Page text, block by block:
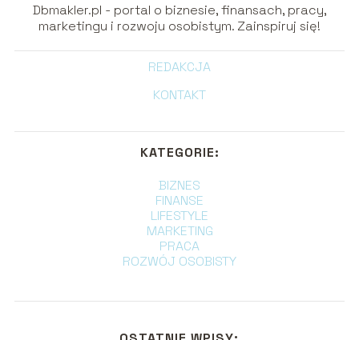
Dbmakler.pl - portal o biznesie, finansach, pracy,
marketingu i rozwoju osobistym. Zainspiruj się!
REDAKCJA
KONTAKT
KATEGORIE:
BIZNES
FINANSE
LIFESTYLE
MARKETING
PRACA
ROZWÓJ OSOBISTY